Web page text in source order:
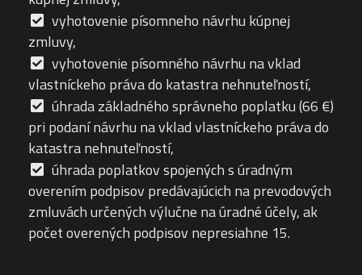
vyhotovenie písomneho návrhu kúpnej
zmluvy,
vyhotovenie písomného návrhu na vklad
vlastníckeho práva do katastra nehnuteľností,
úhrada základného správneho poplatku (66 €)
pri podaní návrhu na vklad vlastníckeho práva do
katastra nehnuteľností,
úhrada poplatkov spojených s úradným
overením podpisov predávajúcich na prevodových
zmluvách určených výlučne na úradné účely, ak
počet overených podpisov nepresiahne 15.